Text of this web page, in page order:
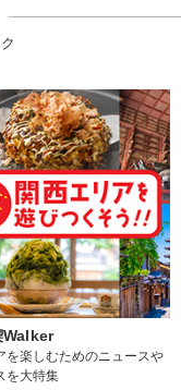
Walker
を楽しむためのニュースや
を大特集